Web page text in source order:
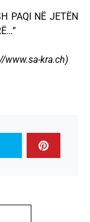
PAQI NË JETËN
www.sa-kra.ch)